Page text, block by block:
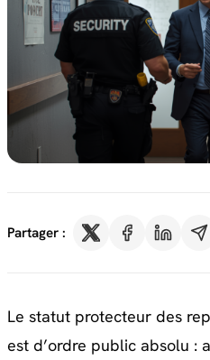
Partager :
Le statut protecteur des
est d’ordre public absolu :